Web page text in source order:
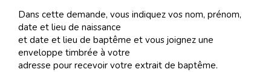
Dans cette demande, vous indiquez vos nom, prénom,
date et lieu de naissance
et date et lieu de baptême et vous joignez une
enveloppe timbrée à votre
adresse pour recevoir votre extrait de baptême.